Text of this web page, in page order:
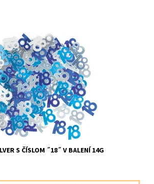
modro strieborne 14,1 g
S ČÍSLOM ˝18˝ V BALENÍ 14G